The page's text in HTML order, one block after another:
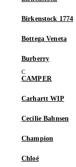
Birkenstock 1774
Bottega Veneta
Burberry
CAMPER
Carhartt WIP
Cecilie Bahnsen
Champion
Chloé